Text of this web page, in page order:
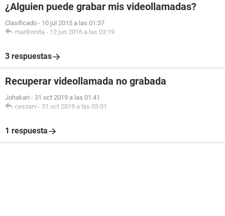
¿Alguien puede grabar mis videollamadas?
Clasificado - 10 jul 2015 a las 01:37
marikonita - 12 jun 2016 a las 03:19
3 respuestas
Recuperar videollamada no grabada
Johakari - 31 oct 2019 a las 01:41
ceszarv - 31 oct 2019 a las 03:01
1 respuesta